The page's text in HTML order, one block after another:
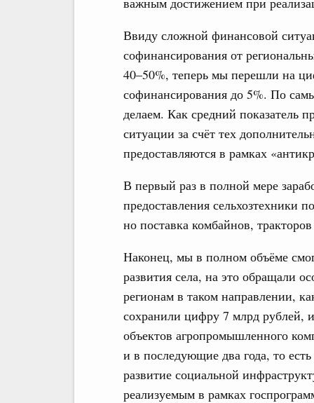
Ввиду сложной финансовой
софинансирования от
40–50%, теперь мы перешли на
софинансирования до 5%. По
делаем. Как средний показатель
ситуации за счёт тех
предоставляются в рамках
В первый раз в полной мере
предоставления сельхозтехники
но поставка комбайнов,
Наконец, мы в полном объёме
развития села, на это обращали
регионам в таком направлении,
сохранили цифру 7 млрд рублей,
объектов агропромышленного
и в последующие два года, то
развитие социальной
реализуемым в рамках